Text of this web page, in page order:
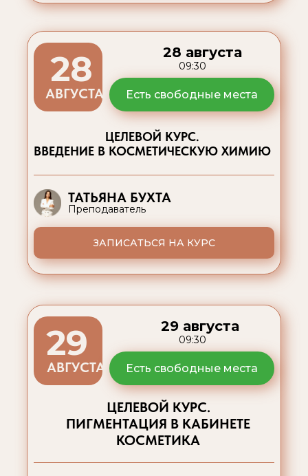
Есть свободные места
ЗАПИСАТЬСЯ НА КУРС
ЦЕЛЕВОЙ КУРС.
ВВЕДЕНИЕ В КОСМЕТИЧЕСКУЮ ХИМИЮ
ТАТЬЯНА БУХТА
28 августа
09:30
Преподаватель
АВГУСТА
28
ЦЕЛЕВОЙ КУРС.
ПИГМЕНТАЦИЯ В КАБИНЕТЕ
КОСМЕТИКА
29 августа
09:30
АВГУСТА
29
Есть свободные места